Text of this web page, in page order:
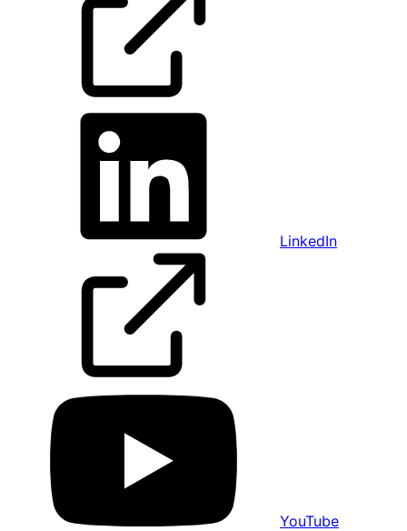
LinkedIn
YouTube